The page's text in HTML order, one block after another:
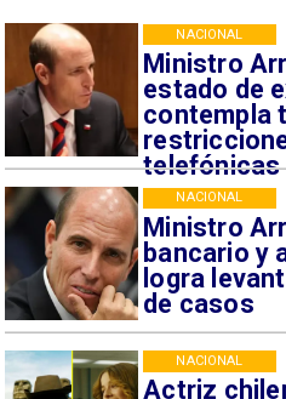
Ministro
estado de
contempla
NACIONAL
Ministro
bancario y
logra
de casos
NACIONAL
Actriz
NACIONAL